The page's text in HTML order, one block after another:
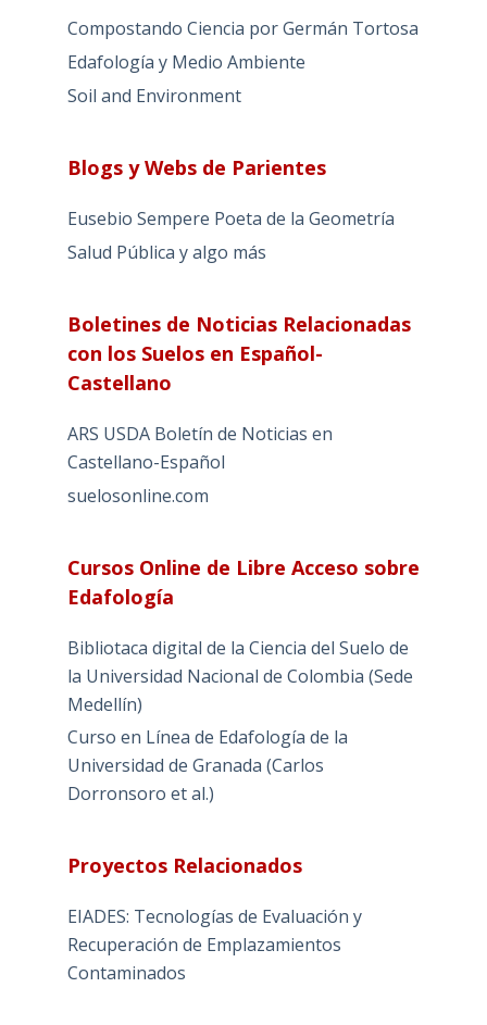
Compostando Ciencia por Germán Tortosa
Edafología y Medio Ambiente
Soil and Environment
Blogs y Webs de Parientes
Eusebio Sempere Poeta de la Geometría
Salud Pública y algo más
Boletines de Noticias Relacionadas
con los Suelos en Español-
Castellano
ARS USDA Boletín de Noticias en
Castellano-Español
suelosonline.com
Cursos Online de Libre Acceso sobre
Edafología
Bibliotaca digital de la Ciencia del Suelo de
la Universidad Nacional de Colombia (Sede
Medellín)
Curso en Línea de Edafología de la
Universidad de Granada (Carlos
Dorronsoro et al.)
Proyectos Relacionados
EIADES: Tecnologías de Evaluación y
Recuperación de Emplazamientos
Contaminados